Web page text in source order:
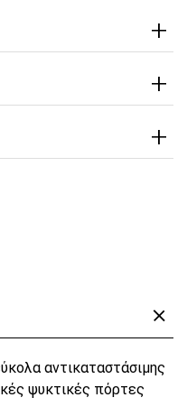
αντικαταστάσιμης
ψυκτικές πόρτες